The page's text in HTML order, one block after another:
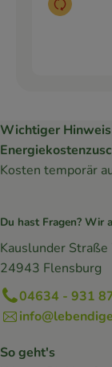
Auswahl
Wichtiger
Kosten temporär
Du hast Fragen? Wir
Kauslunder Straße
24943 Flensburg
04634 - 931
So geht's